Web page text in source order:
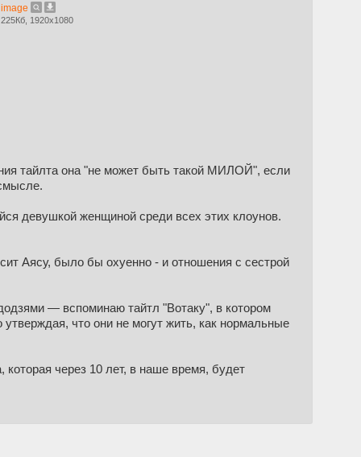
image
225Кб, 1920x1080
тайлта она "не может быть такой МИЛОЙ", если
девушкой женщиной среди всех этих клоунов.
Аясу, было бы охуенно - и отношения с сестрой
— вспоминаю тайтл "Вотаку", в котором
что они не могут жить, как нормальные
через 10 лет, в наше время, будет